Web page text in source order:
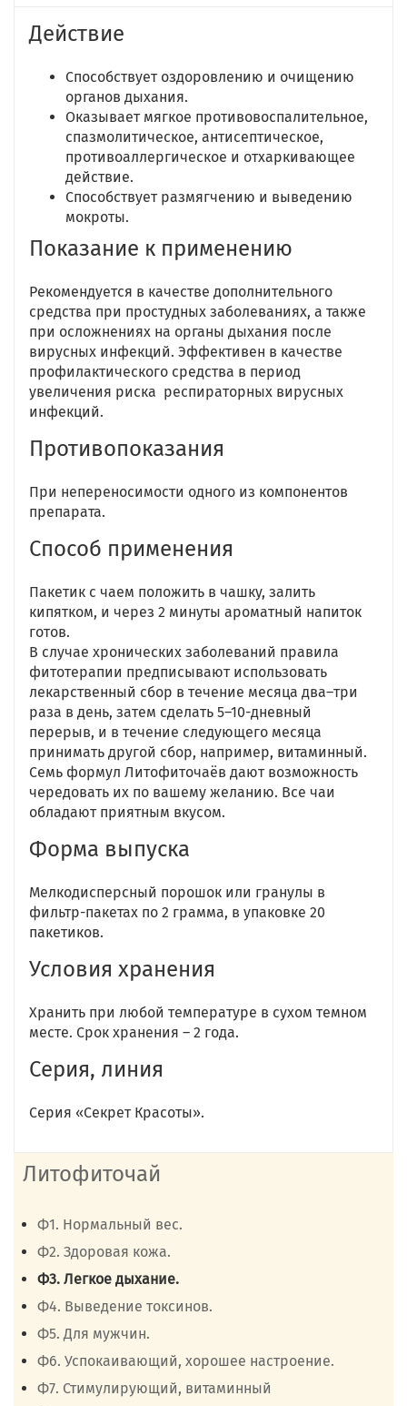
Действие
Способствует оздоровлению и очищению
органов дыхания.
Оказывает мягкое противовоспалительное,
спазмолитическое, антисептическое,
противоаллергическое и отхаркивающее
действие.
Способствует размягчению и выведению
мокроты.
Показание к применению
Рекомендуется в качестве дополнительного
средства при простудных заболеваниях, а также
при осложнениях на органы дыхания после
вирусных инфекций. Эффективен в качестве
профилактического средства в период
увеличения риска респираторных вирусных
инфекций.
Противопоказания
При непереносимости одного из компонентов
препарата.
Способ применения
Пакетик с чаем положить в чашку, залить
кипятком, и через 2 минуты ароматный напиток
готов.
В случае хронических заболеваний правила
фитотерапии предписывают использовать
лекарственный сбор в течение месяца два–три
раза в день, затем сделать 5–10-дневный
перерыв, и в течение следующего месяца
принимать другой сбор, например, витаминный.
Семь формул Литофиточаёв дают возможность
чередовать их по вашему желанию. Все чаи
обладают приятным вкусом.
Форма выпуска
Мелкодисперсный порошок или гранулы в
фильтр-пакетах по 2 грамма, в упаковке 20
пакетиков.
Условия хранения
Хранить при любой температуре в сухом темном
месте. Срок хранения – 2 года.
Серия, линия
Серия «Секрет Красоты».
Литофиточай
Ф1. Нормальный вес.
Ф2. Здоровая кожа.
Ф3. Легкое дыхание.
Ф4. Выведение токсинов.
Ф5. Для мужчин.
Ф6. Успокаивающий, хорошее настроение.
Ф7. Стимулирующий, витаминный